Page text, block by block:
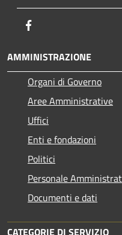
AMMINISTRAZIONE
Organi di Governo
Aree Amministrative
Uffici
Enti e fondazioni
Politici
Personale
Documenti e dati
CATEGORIE DI SERVIZIO